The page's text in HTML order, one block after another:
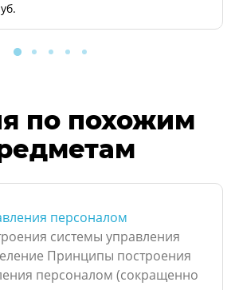
по похожим
персоналом
системы управления
Принципы построения
персоналом (сокращенно